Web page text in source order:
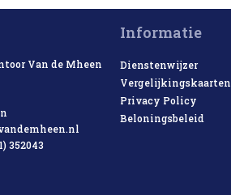
Van de Mheen
352043
Informatie
Dienstenwijzer
Vergelijkingskaarten
Privacy Policy
Beloningsbeleid